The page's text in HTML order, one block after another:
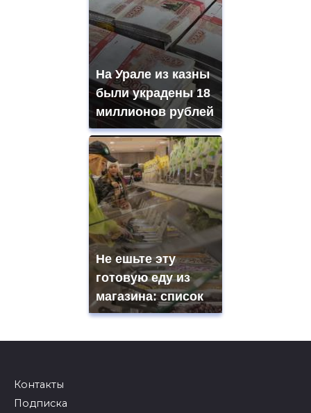
На Урале из казны
были украдены 18
миллионов рублей
Не ешьте эту
готовую еду из
магазина: список
Контакты
Подписка